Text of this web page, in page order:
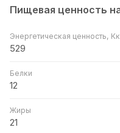
Пищевая ценность
Энергетическая ценность,
529
Белки
12
Жиры
21